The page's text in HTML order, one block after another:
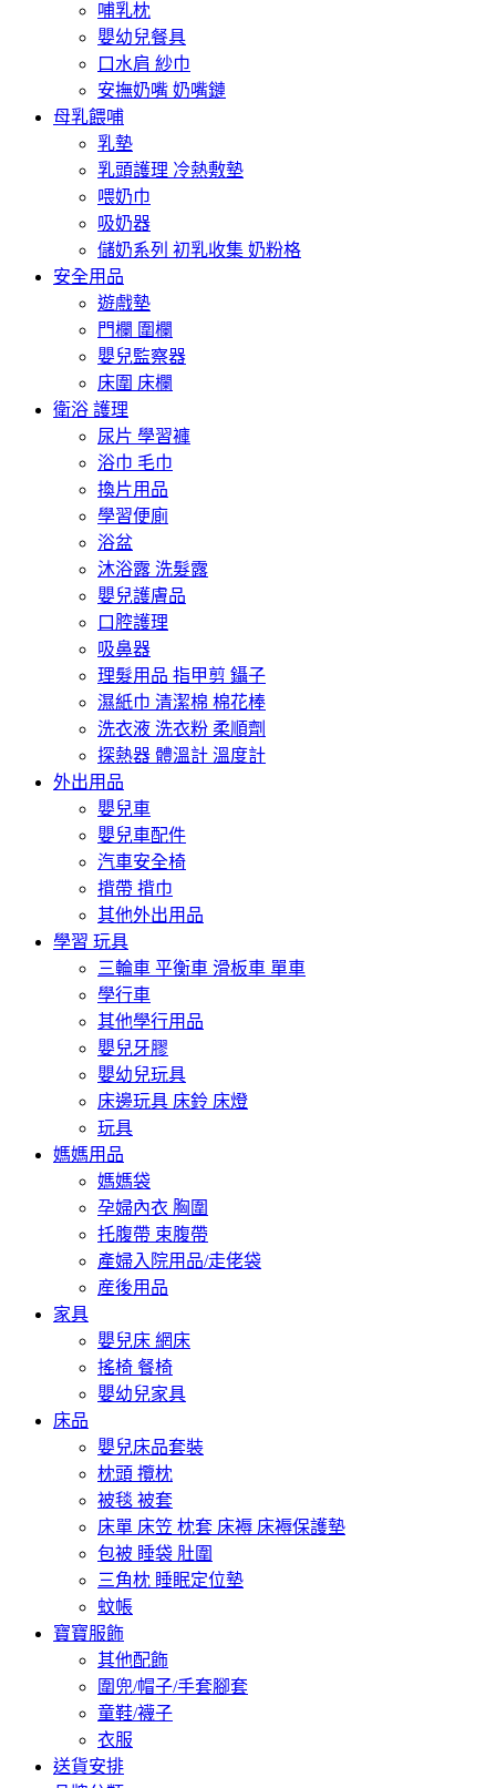
哺乳枕
嬰幼兒餐具
口水肩 紗巾
安撫奶嘴 奶嘴鏈
母乳餵哺
乳墊
乳頭護理 冷熱敷墊
喂奶巾
吸奶器
儲奶系列 初乳收集 奶粉格
安全用品
遊戲墊
門欄 圍欄
嬰兒監察器
床圍 床欄
衛浴 護理
尿片 學習褲
浴巾 毛巾
換片用品
學習便廁
浴盆
沐浴露 洗髮露
嬰兒護膚品
口腔護理
吸鼻器
理髮用品 指甲剪 鑷子
濕紙巾 清潔棉 棉花棒
洗衣液 洗衣粉 柔順劑
探熱器 體溫計 溫度計
外出用品
嬰兒車
嬰兒車配件
汽車安全椅
揹帶 揹巾
其他外出用品
學習 玩具
三輪車 平衡車 滑板車 單車
學行車
其他學行用品
嬰兒牙膠
嬰幼兒玩具
床邊玩具 床鈴 床燈
玩具
媽媽用品
媽媽袋
孕婦內衣 胸圍
托腹帶 束腹帶
產婦入院用品/走佬袋
産後用品
家具
嬰兒床 網床
搖椅 餐椅
嬰幼兒家具
床品
嬰兒床品套裝
枕頭 攬枕
被毯 被套
床單 床笠 枕套 床褥 床褥保護墊
包被 睡袋 肚圍
三角枕 睡眠定位墊
蚊帳
寶寶服飾
其他配飾
圍兜/帽子/手套腳套
童鞋/襪子
衣服
送貨安排